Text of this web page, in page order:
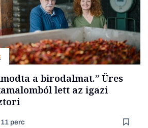
Pénz Zöld Legyél jobb!
a birodalmat.” Üres
lett az igazi
11 perc